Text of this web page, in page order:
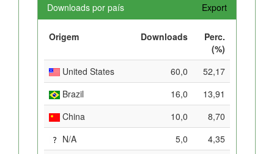
Downloads por país Export
Origem Downloads
Perc.
(%)
United States
60,0
52,17
Brazil
16,0
13,91
China
10,0
8,70
N/A
5,0
4,35